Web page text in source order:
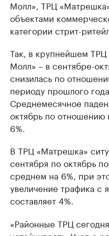
Молл», ТРЦ
объектами
категории стрит-
Так, в крупнейшем
Молл» – в сентябре-
снизилась по
периоду прошлого
Среднемесячное
октябрь по отношению
6%.
В ТРЦ «Матрешка»
сентября по октябрь
среднем на 6%, при
увеличение трафика с
составляет 4%.
«Районные ТРЦ